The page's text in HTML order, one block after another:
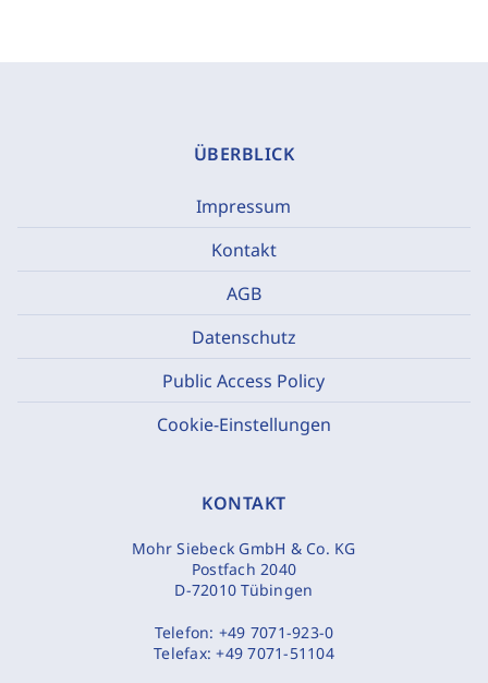
ÜBERBLICK
Impressum
Kontakt
AGB
Datenschutz
Public Access Policy
Cookie-Einstellungen
KONTAKT
Mohr Siebeck GmbH & Co. KG
Postfach 2040
D-72010 Tübingen
Telefon: +49 7071-923-0
Telefax:+49 7071-51104